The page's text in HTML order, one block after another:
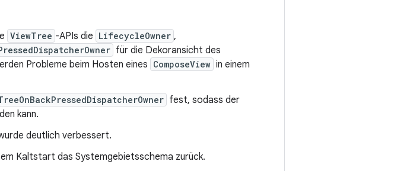
ViewTree -APIs die LifecycleOwner ,
für die Dekoransicht des
Probleme beim Hosten eines ComposeView in einem
fest, sodass der
kann.
deutlich verbessert.
Kaltstart das Systemgebietsschema zurück.